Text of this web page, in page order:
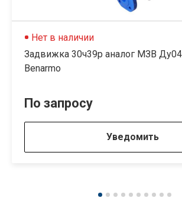
Нет в наличии
Задвижка 30ч39р аналог МЗВ
Benarmo
По запросу
Уведомить